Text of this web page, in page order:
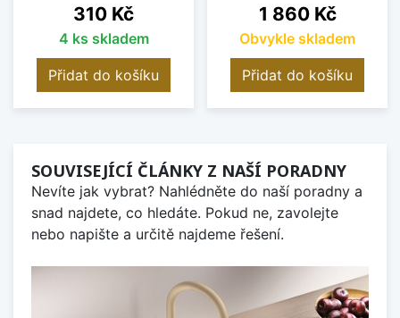
Cena
310 Kč
4 ks skladem
Přidat do košíku
Cena
1 860 Kč
Obvykle skladem
Přidat do košíku
SOUVISEJÍCÍ ČLÁNKY Z NAŠÍ PORADNY
Nevíte jak vybrat? Nahlédněte do naší poradny a
snad najdete, co hledáte. Pokud ne, zavolejte
nebo napište a určitě najdeme řešení.